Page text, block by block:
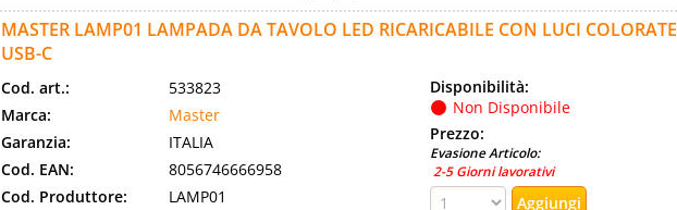
MASTER LAMP01 LAMPADA DA TAVOLO LED RICARICABILE CON LUCI COLORATE
USB-C
Cod. art.:
533823
Marca:
Master
Garanzia:
ITALIA
Cod. EAN:
8056746666958
Cod. Produttore:
LAMP01
Disponibilità:
Non Disponibile
Prezzo:
Evasione Articolo:
2-5 Giorni lavorativi